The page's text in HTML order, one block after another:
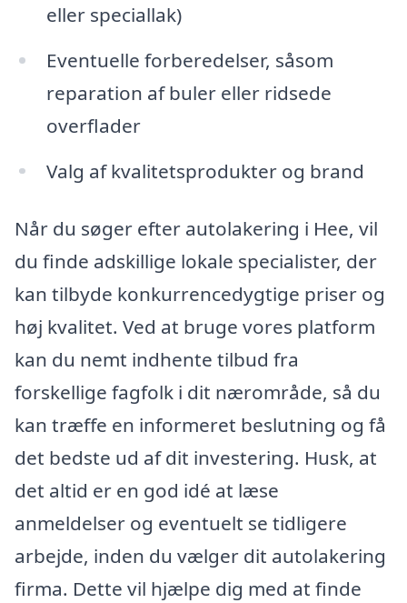
eller speciallak)
Eventuelle forberedelser, såsom
reparation af buler eller ridsede
overflader
Valg af kvalitetsprodukter og brand
Når du søger efter autolakering i Hee, vil
du finde adskillige lokale specialister, der
kan tilbyde konkurrencedygtige priser og
høj kvalitet. Ved at bruge vores platform
kan du nemt indhente tilbud fra
forskellige fagfolk i dit nærområde, så du
kan træffe en informeret beslutning og få
det bedste ud af dit investering. Husk, at
det altid er en god idé at læse
anmeldelser og eventuelt se tidligere
arbejde, inden du vælger dit autolakering
firma. Dette vil hjælpe dig med at finde